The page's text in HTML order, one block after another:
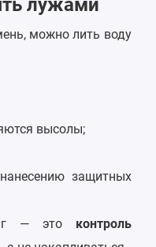
лужами
можно лить воду
высолы;
защитных
— это контроль